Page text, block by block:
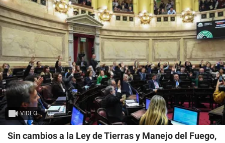
VIDEO
Sin cambios a la Ley de Tierras y Manejo del Fuego,